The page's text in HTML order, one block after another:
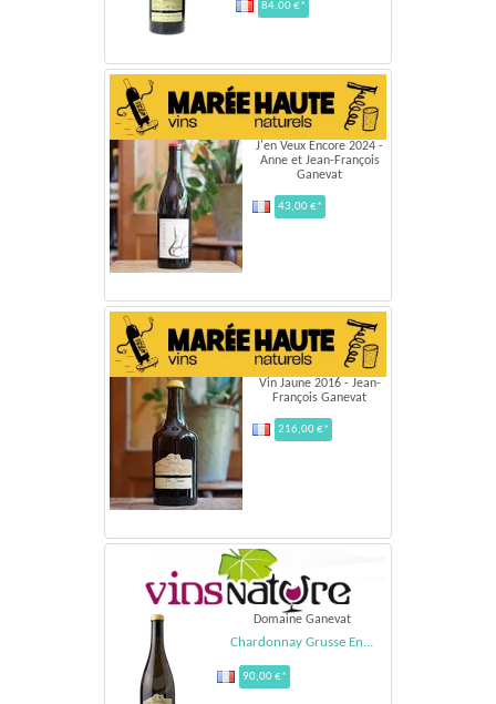
84.00 €*
J'en Veux Encore 2024 -
Anne et Jean-François
Ganevat
43,00 €*
Vin Jaune 2016 - Jean-
François Ganevat
216,00 €*
Domaine Ganevat
Chardonnay Grusse En...
90,00 €*